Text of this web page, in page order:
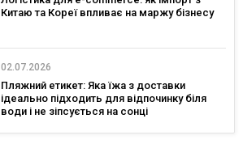
Китаю та Кореї впливає на маржу бізнесу
02.07.2026
Пляжний етикет: Яка їжа з доставки
ідеально підходить для відпочинку біля
води і не зіпсується на сонці